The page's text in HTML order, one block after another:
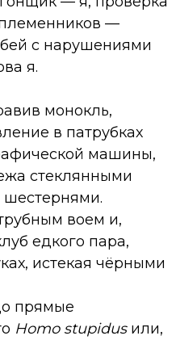
—
с нарушениями
я.
монокль,
в патрубках
машины,
стеклянными
воем и,
едкого пара,
истекая чёрными
прямые
Homo stupidusили,